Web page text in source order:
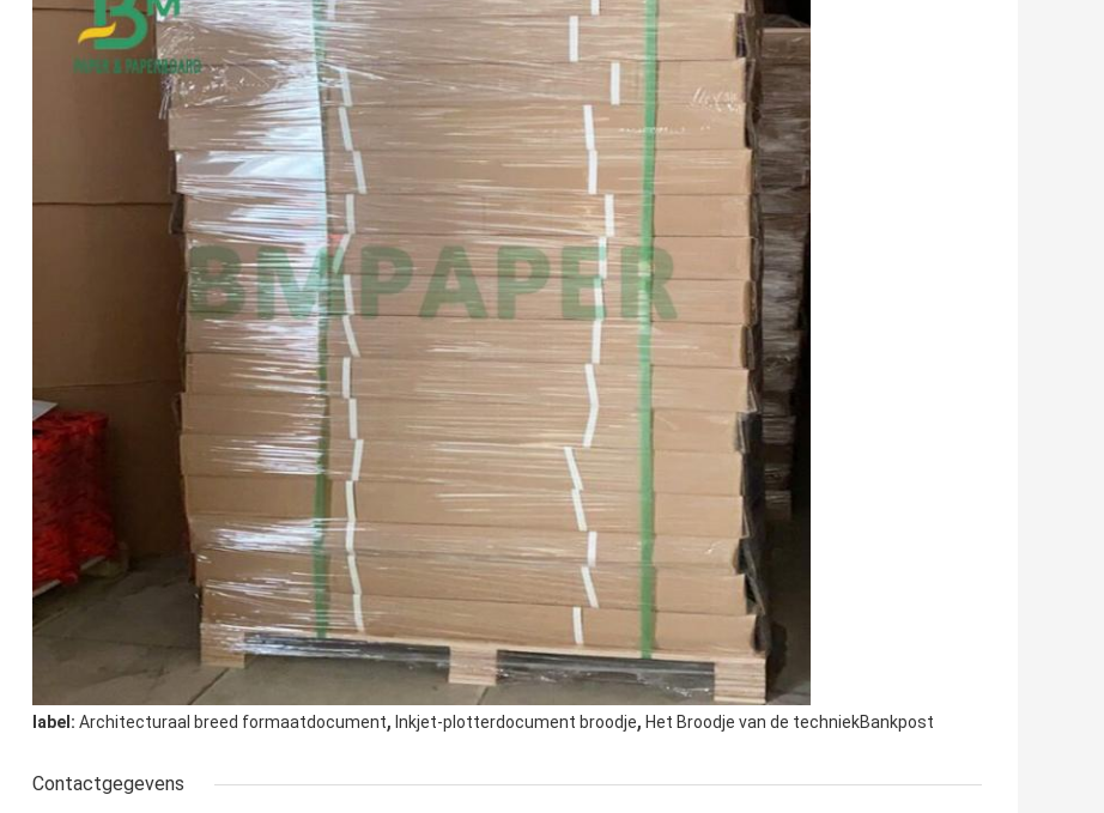
label: Architecturaal breed formaatdocument, Inkjet-plotterdocument broodje, Het Broodje van de techniekBankpost
Contactgegevens